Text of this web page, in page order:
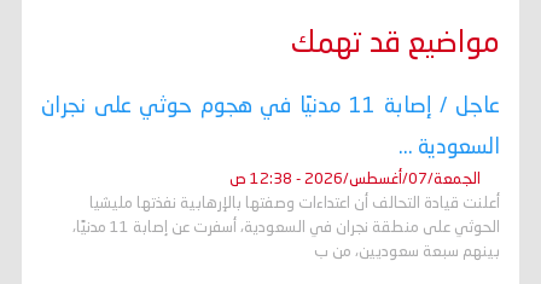
مواضيع قد تهمك
عاجل / إصابة 11 مدنيًا في هجوم حوثي على نجران
السعودية ...
الجمعة/07/أغسطس/2026 - 12:38 ص
أعلنت قيادة التحالف أن اعتداءات وصفتها بالإرهابية نفذتها مليشيا
الحوثي على منطقة نجران في السعودية، أسفرت عن إصابة 11 مدنيًا،
بينهم سبعة سعوديين، من ب